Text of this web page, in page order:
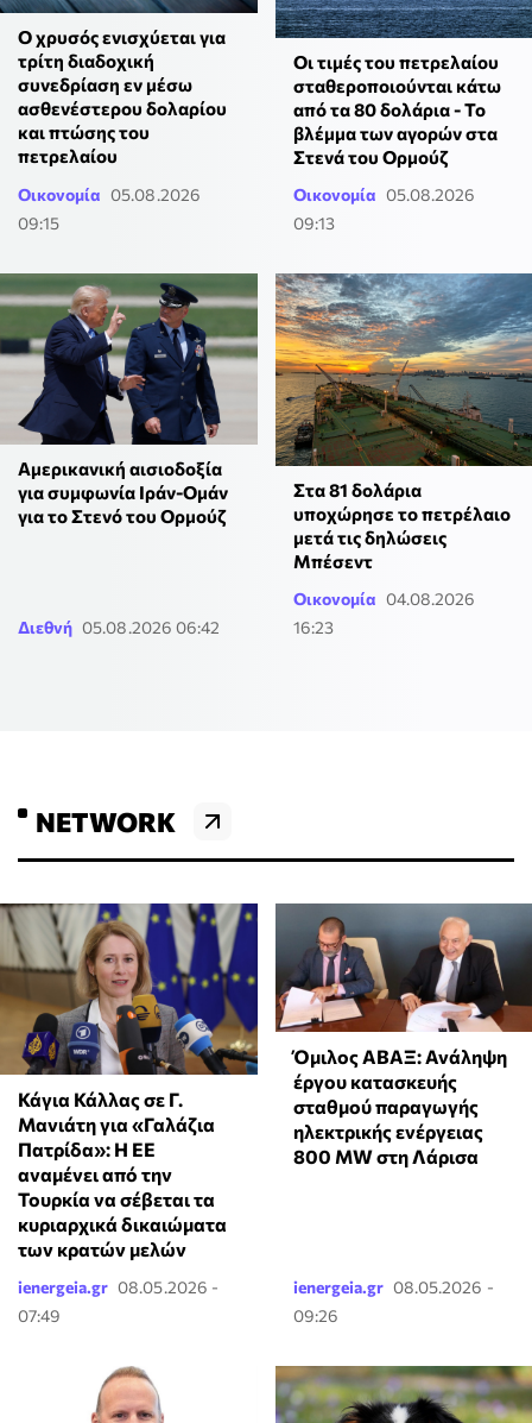
Ο χρυσός ενισχύεται για
τρίτη διαδοχική
συνεδρίαση εν μέσω
ασθενέστερου δολαρίου
και πτώσης του
πετρελαίου
Οικονομία 05.08.2026
09:15
Οι τιμές του πετρελαίου
σταθεροποιούνται κάτω
από τα 80 δολάρια - Το
βλέμμα των αγορών στα
Στενά του Ορμούζ
Οικονομία 05.08.2026
09:13
Αμερικανική αισιοδοξία
για συμφωνία Ιράν-Ομάν
για το Στενό του Ορμούζ
Διεθνή 05.08.2026 06:42
Στα 81 δολάρια
υποχώρησε το πετρέλαιο
μετά τις δηλώσεις
Μπέσεντ
Οικονομία 04.08.2026
16:23
NETWORK
Κάγια Κάλλας σε Γ.
Μανιάτη για «Γαλάζια
Πατρίδα»: Η ΕΕ
αναμένει από την
Τουρκία να σέβεται τα
κυριαρχικά δικαιώματα
των κρατών μελών
ienergeia.gr 08.05.2026 -
07:49
Όμιλος ΑΒΑΞ: Ανάληψη
έργου κατασκευής
σταθμού παραγωγής
ηλεκτρικής ενέργειας
800 ΜW στη Λάρισα
ienergeia.gr 08.05.2026 -
09:26